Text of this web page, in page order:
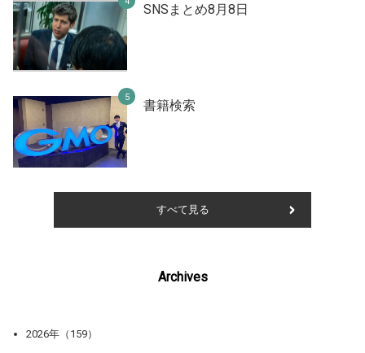
SNSまとめ8月8日
書籍検索
すべて見る
Archives
2026年（159）